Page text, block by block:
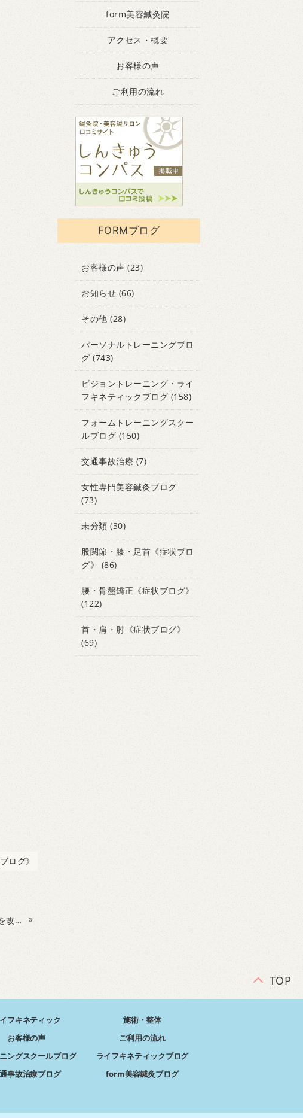
ログ》
眼の疲れ、肩こりを改善するためには適度な『運動』が大切！ »
form美容鍼灸院
アクセス・概要
お客様の声
ご利用の流れ
FORMブログ
お客様の声 (23)
お知らせ (66)
その他 (28)
パーソナルトレーニングブロ
グ (743)
ビジョントレーニング・ライ
フキネティックブログ (158)
フォームトレーニングスクー
ルブログ(150)
交通事故治療 (7)
女性専門美容鍼灸ブログ
(73)
未分類 (30)
股関節・膝・足首《症状ブロ
グ》
(86)
腰・骨盤矯正《症状ブログ》
(122)
首・肩・肘《症状ブログ》
(69)
TOP
フキネティック
施術・整体
お客様の声
ご利用の流れ
ングスクールブログ
ライフキネティックブログ
事故治療ブログ
form美容鍼灸ブログ